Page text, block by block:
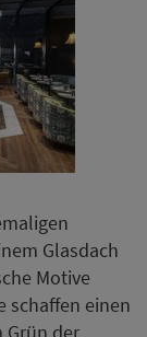
Glasdach
Motive
schaffen einen
Grün der